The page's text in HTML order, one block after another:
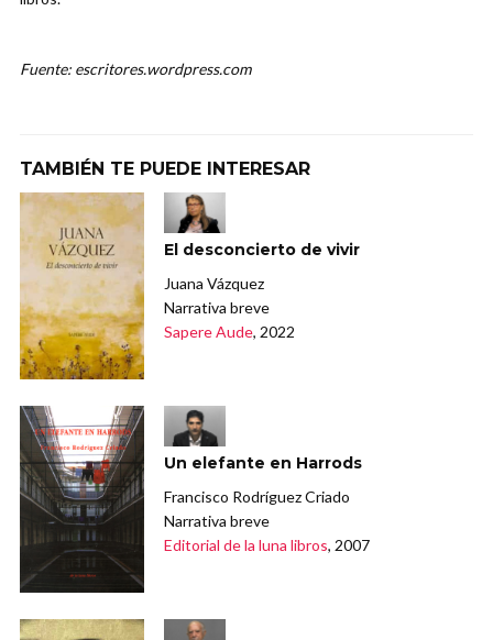
Fuente: escritores.wordpress.com
TAMBIÉN TE PUEDE INTERESAR
El desconcierto de vivir
Juana Vázquez
Narrativa breve
Sapere Aude, 2022
Un elefante en Harrods
Francisco Rodríguez Criado
Narrativa breve
Editorial de la luna libros, 2007